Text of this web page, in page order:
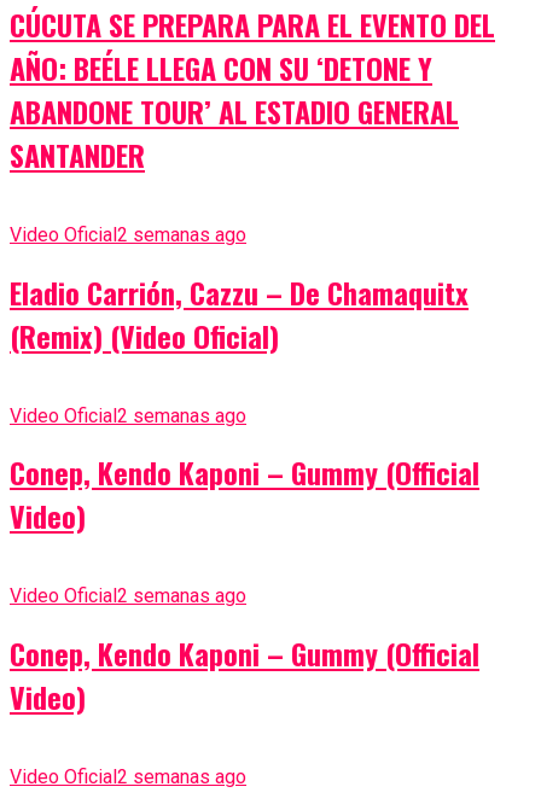
CÚCUTA SE PREPARA PARA EL EVENTO DEL
AÑO: BEÉLE LLEGA CON SU ‘DETONE Y
ABANDONE TOUR’ AL ESTADIO GENERAL
SANTANDER
Video Oficial2 semanas ago
Eladio Carrión, Cazzu – De Chamaquitx
(Remix) (Video Oficial)
Video Oficial2 semanas ago
Conep, Kendo Kaponi – Gummy (Official
Video)
Video Oficial 2 semanas ago
Conep, Kendo Kaponi – Gummy (Official
Video)
Video Oficial2 semanas ago